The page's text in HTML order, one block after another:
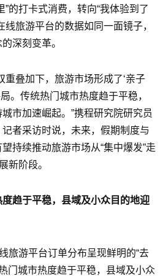
”的打卡式消费，转向“我体验到了
线旅游平台的数据如同一面镜子，
深刻变革。
重叠加下，旅游市场形成了‘亲子
。传统热门城市热度趋于平稳，
市加速崛起。”携程研究院研究员
者采访时说，未来，假期制度与
持续推动旅游市场从“集中爆发”走
新阶段。
趋于平稳，县域及小众目的地迎
旅游平台订单分布呈现鲜明的“去
门城市热度趋于平稳，县域及小众